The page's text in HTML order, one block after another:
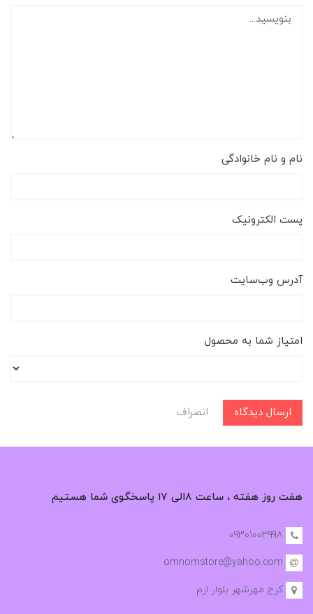
نام و نام خانوادگی
پست الکترونیک
آدرس وب‌سایت
امتیاز شما به محصول
ارسال دیدگاه انصراف
هفت روز هفته ، ساعت ۸الی ۱۷ پاسخگوی شما هستیم
09301003998
omnomstore@yahoo.com
کرج مهرشهر بلوار ارم